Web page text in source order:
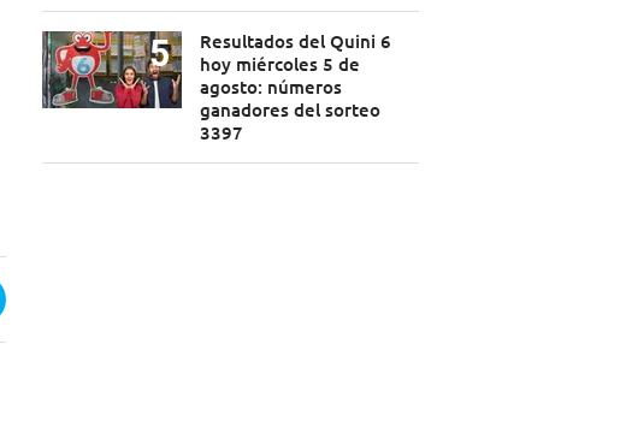
Resultados del Quini 6
hoy miércoles 5 de
agosto: números
ganadores del sorteo
3397